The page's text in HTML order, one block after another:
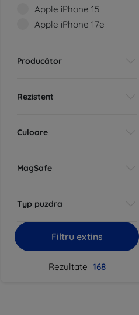
Apple iPhone 15
Apple iPhone 17e
Producător
Rezistent
Culoare
MagSafe
Typ puzdra
Filtru extins
Rezultate 168